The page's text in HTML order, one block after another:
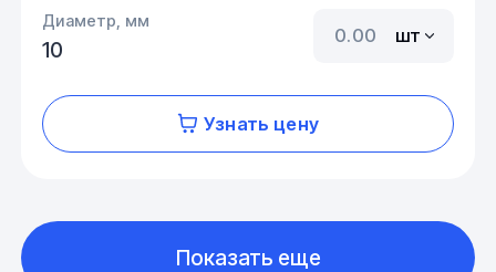
Диаметр, мм
10
шт
Узнать цену
Показать еще